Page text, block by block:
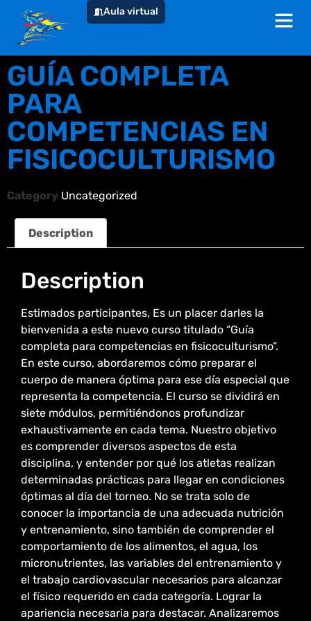
Aula virtual
GUÍA COMPLETA
PARA
COMPETENCIAS EN
FISICOCULTURISMO
Category Uncategorized
Description
Description
Estimados participantes, Es un placer darles la
bienvenida a este nuevo curso titulado “Guía
completa para competencias en fisicoculturismo”.
En este curso, abordaremos cómo preparar el
cuerpo de manera óptima para ese día especial que
representa la competencia. El curso se dividirá en
siete módulos, permitiéndonos profundizar
exhaustivamente en cada tema. Nuestro objetivo
es comprender diversos aspectos de esta
disciplina, y entender por qué los atletas realizan
determinadas prácticas para llegar en condiciones
óptimas al día del torneo. No se trata solo de
conocer la importancia de una adecuada nutrición
y entrenamiento, sino también de comprender el
comportamiento de los alimentos, el agua, los
micronutrientes, las variables del entrenamiento y
el trabajo cardiovascular necesarios para alcanzar
el físico requerido en cada categoría. Lograr la
apariencia necesaria para destacar. Analizaremos